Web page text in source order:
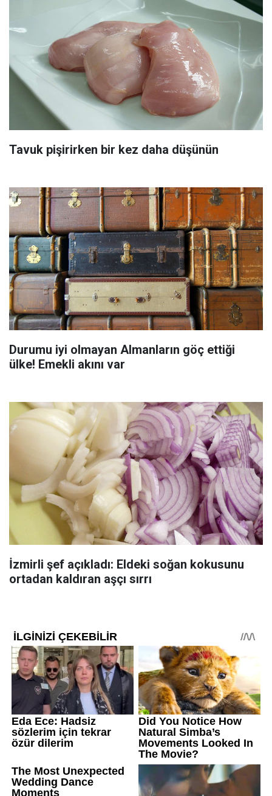
Tavuk pişirirken bir kez daha düşünün
Durumu iyi olmayan Almanların göç ettiği
ülke! Emekli akını var
İzmirli şef açıkladı: Eldeki soğan kokusunu
ortadan kaldıran aşçı sırrı